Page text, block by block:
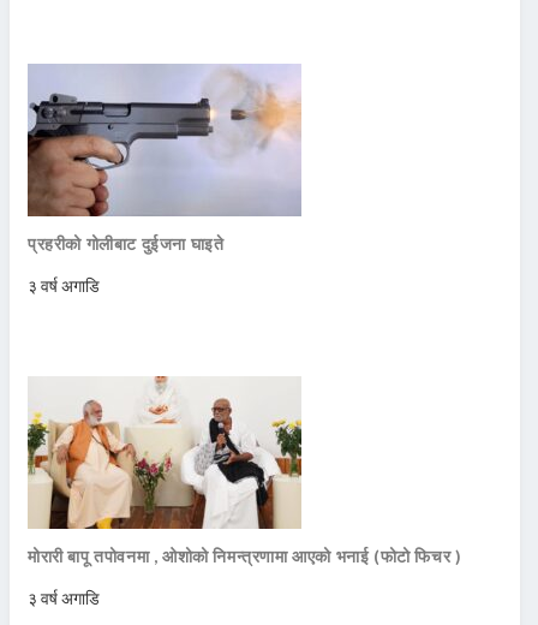
प्रहरीको गोलीबाट दुईजना घाइते
३ वर्ष अगाडि
मोरारी बापू तपोवनमा , ओशोको निमन्त्रणामा आएको भनाई (फोटो फिचर )
३ वर्ष अगाडि